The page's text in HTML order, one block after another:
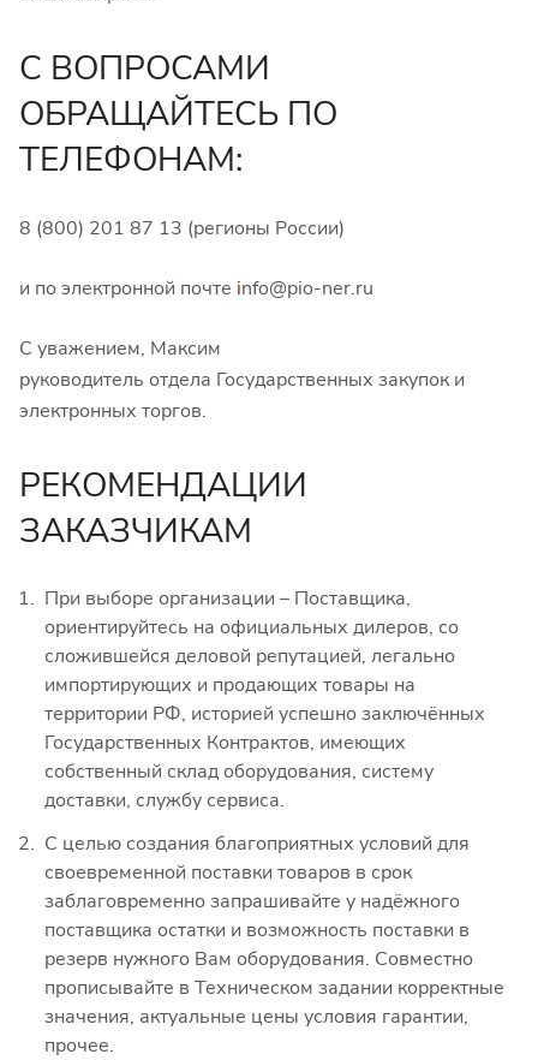
С ВОПРОСАМИ
ОБРАЩАЙТЕСЬ ПО
ТЕЛЕФОНАМ:
8 (800) 201 87 13 (регионы России)
и по электронной почте info@pio-ner.ru
С уважением, Максим
руководитель отдела Государственных закупок и
электронных торгов.
РЕКОМЕНДАЦИИ
ЗАКАЗЧИКАМ
При выборе организации – Поставщика,
ориентируйтесь на официальных дилеров, со
сложившейся деловой репутацией, легально
импортирующих и продающих товары на
территории РФ, историей успешно заключённых
Государственных Контрактов, имеющих
собственный склад оборудования, систему
доставки, службу сервиса.
С целью создания благоприятных условий для
своевременной поставки товаров в срок
заблаговременно запрашивайте у надёжного
поставщика остатки и возможность поставки в
резерв нужного Вам оборудования. Совместно
прописывайте в Техническом задании корректные
значения, актуальные цены условия гарантии,
прочее.